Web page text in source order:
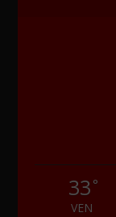
33 °
VEN